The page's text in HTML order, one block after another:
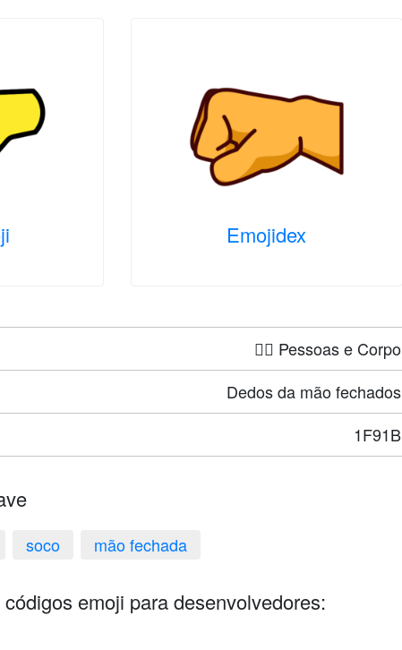
Emojidex
🤦‍♀️ Pessoas e Corpo
Dedos da mão fechados
1F91B
soco mão fechada
emoji para desenvolvedores: